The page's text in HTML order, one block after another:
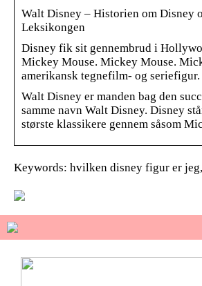
Walt Disney – Historien om Disney
Leksikongen
Disney fik sit gennembrud i
Mickey Mouse. Mickey Mouse.
amerikansk tegnefilm- og seriefigur.
Walt Disney er manden bag den
samme navn Walt Disney. Disney
største klassikere gennem såsom
Keywords: hvilken disney figur er